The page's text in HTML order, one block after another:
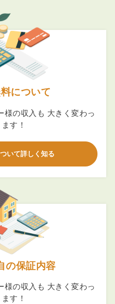
について
様の収入も 大きく変わっ
す！
いて詳しく知る
の保証内容
様の収入も 大きく変わっ
す！